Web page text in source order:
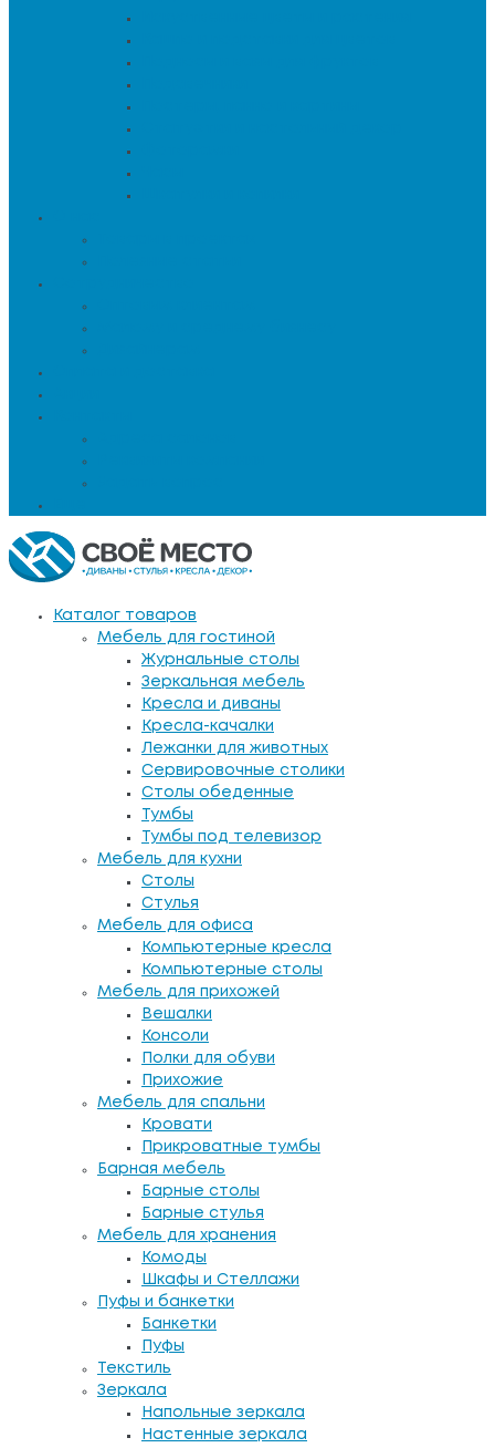
Каталог товаров
Мебель для гостиной
Журнальные столы
Зеркальная мебель
Кресла и диваны
Кресла-качалки
Лежанки для животных
Сервировочные столики
Столы обеденные
Тумбы
Тумбы под телевизор
Мебель для кухни
Столы
Стулья
Мебель для офиса
Компьютерные кресла
Компьютерные столы
Мебель для прихожей
Вешалки
Консоли
Полки для обуви
Прихожие
Мебель для спальни
Кровати
Прикроватные тумбы
Барная мебель
Барные столы
Барные стулья
Мебель для хранения
Комоды
Шкафы и Стеллажи
Пуфы и банкетки
Банкетки
Пуфы
Текстиль
Зеркала
Напольные зеркала
Настенные зеркала